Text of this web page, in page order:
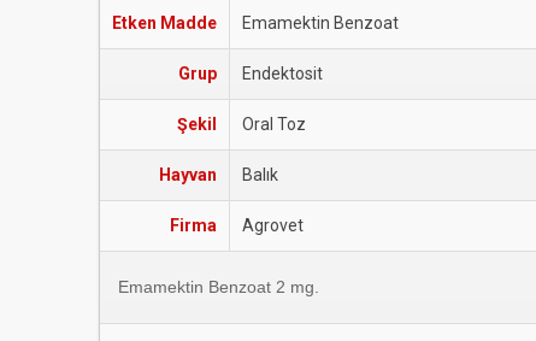
Etken Madde Emamektin Benzoat
Grup Endektosit
Şekil Oral Toz
Hayvan Balık
Firma Agrovet
Emamektin Benzoat 2 mg.